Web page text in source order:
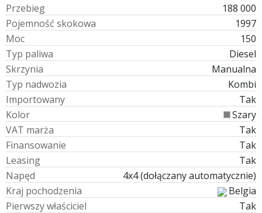
Przebieg
188 000
Pojemność skokowa
1997
Moc
150
Typ paliwa
Diesel
Skrzynia
Manualna
Typ nadwozia
Kombi
Importowany
Tak
Kolor
Szary
VAT marża
Tak
Finansowanie
Tak
Leasing
Tak
Napęd
4x4 (dołączany automatycznie)
Kraj pochodzenia
Belgia
Pierwszywłaściciel
Tak